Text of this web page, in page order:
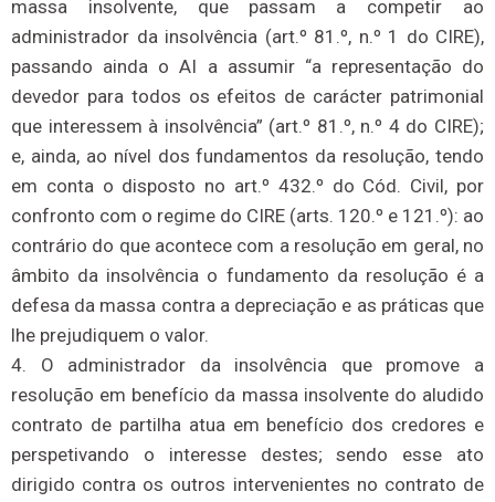
massa insolvente, que passam a competir ao
administrador da insolvência (art.º 81.º, n.º 1 do CIRE),
passando ainda o AI a assumir “a representação do
devedor para todos os efeitos de carácter patrimonial
que interessem à insolvência” (art.º 81.º, n.º 4 do CIRE);
e, ainda, ao nível dos fundamentos da resolução, tendo
em conta o disposto no art.º 432.º do Cód. Civil, por
confronto com o regime do CIRE (arts. 120.º e 121.º): ao
contrário do que acontece com a resolução em geral, no
âmbito da insolvência o fundamento da resolução é a
defesa da massa contra a depreciação e as práticas que
lhe prejudiquem o valor.
4. O administrador da insolvência que promove a
resolução em benefício da massa insolvente do aludido
contrato de partilha atua em benefício dos credores e
perspetivando o interesse destes; sendo esse ato
dirigido contra os outros intervenientes no contrato de